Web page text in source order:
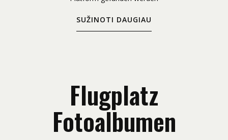
SUŽINOTI DAUGIAU
Flugplatz
Fotoalbumen